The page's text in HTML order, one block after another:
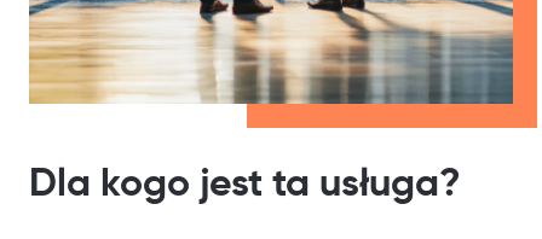
Dla kogo jest ta usługa?